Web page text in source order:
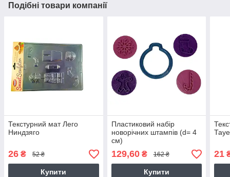
Подібні товари компанії
Текстурний мат Лего
Ниндзяго
26 ₴ 52 ₴
Купити
Пластиковий набір
новорічних штампів (d= 4
см)
129,60₴ 162 ₴
Купити
21